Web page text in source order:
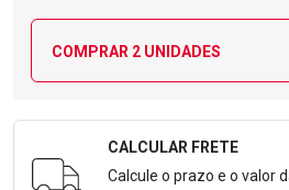
COMPRAR 2 UNIDADES
Formulário para Calcular
CALCULAR FRETE
Calcule o prazo e o valor